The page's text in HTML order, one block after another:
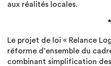
aux réalités locales.
*
Le projet de loi « Relance
réforme d’ensemble du
combinant simplification